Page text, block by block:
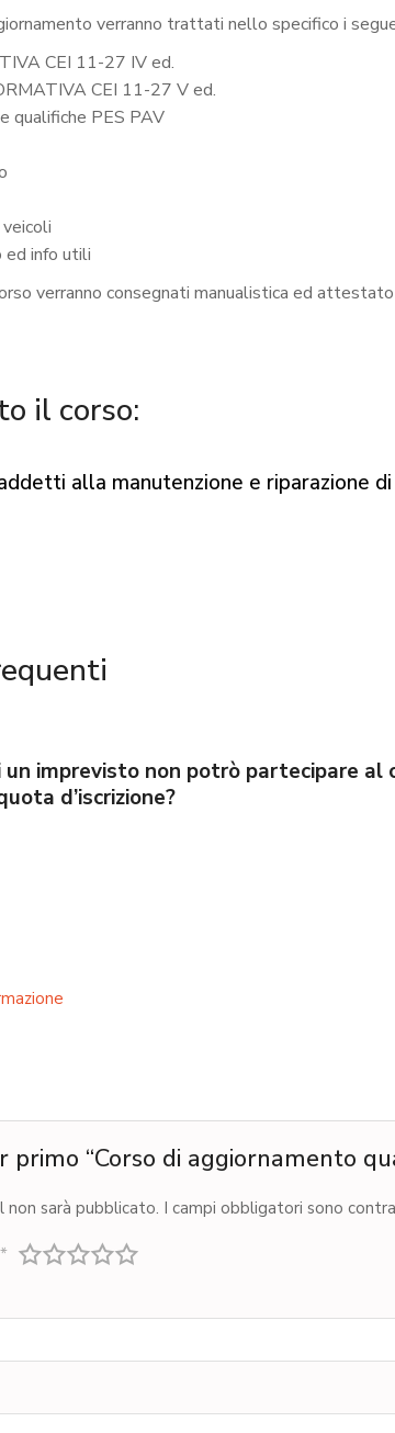
verranno trattati nello specifico i
CEI 11-27 IV ed.
CEI 11-27 V ed.
qualifiche PES PAV
ed info utili
verranno consegnati manualistica ed
il corso:
alla manutenzione e riparazione
un imprevisto non potrò partecipare al
d’iscrizione?
primo “Corso di aggiornamento
non sarà pubblicato. I campi obbligatori sono
*